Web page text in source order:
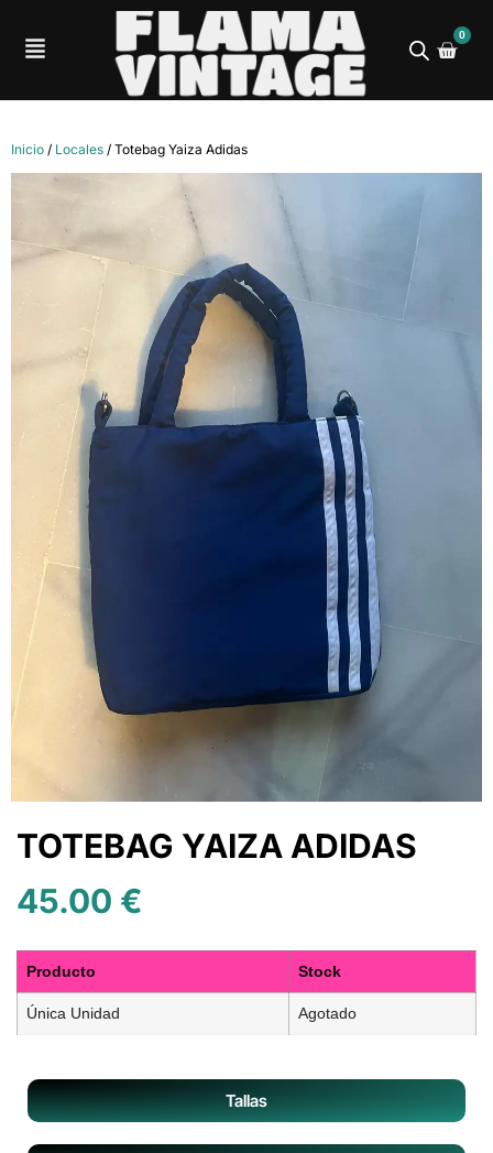
0
Inicio / Locales / Totebag Yaiza Adidas
TOTEBAG YAIZA ADIDAS
45.00 €
Producto Stock
Única Unidad Agotado
Tallas